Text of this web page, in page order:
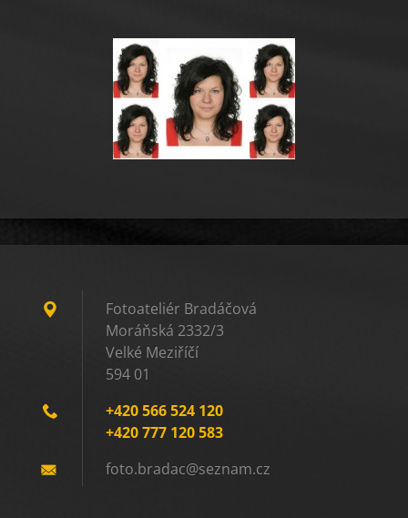
Fotoateliér Bradáčová
Moráňská 2332/3
Velké Meziříčí
594 01
+420 566 524 120
+420 777 120 583
foto.bradac@seznam.cz